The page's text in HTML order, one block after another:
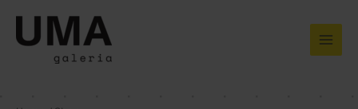
content